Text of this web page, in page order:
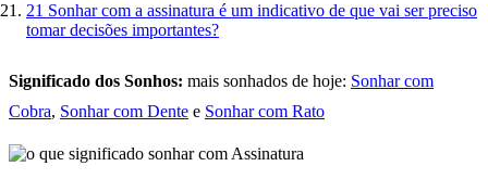
21 Sonhar com a assinatura é um indicativo de que vai ser preciso
tomar decisões importantes?
Significado dos Sonhos: mais sonhados de hoje: Sonhar com
Cobra, Sonhar com Dente e Sonhar com Rato